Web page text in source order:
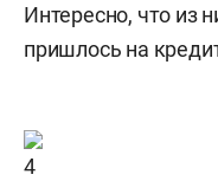
Интересно, что из
пришлось на